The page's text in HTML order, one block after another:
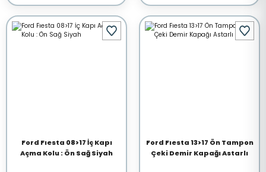
Ford Fıesta 08>17 İç Kapı
Açma Kolu : Ön Sağ Siyah
Ford Fıesta 13>17 Ön Tampon
Çeki Demir Kapağı Astarlı